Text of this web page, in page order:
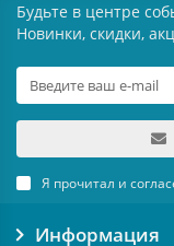
Будьте в центре
Новинки, скидки,
Я прочитал и
Информация